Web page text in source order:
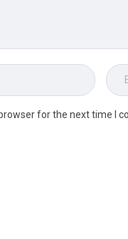
for the next time I